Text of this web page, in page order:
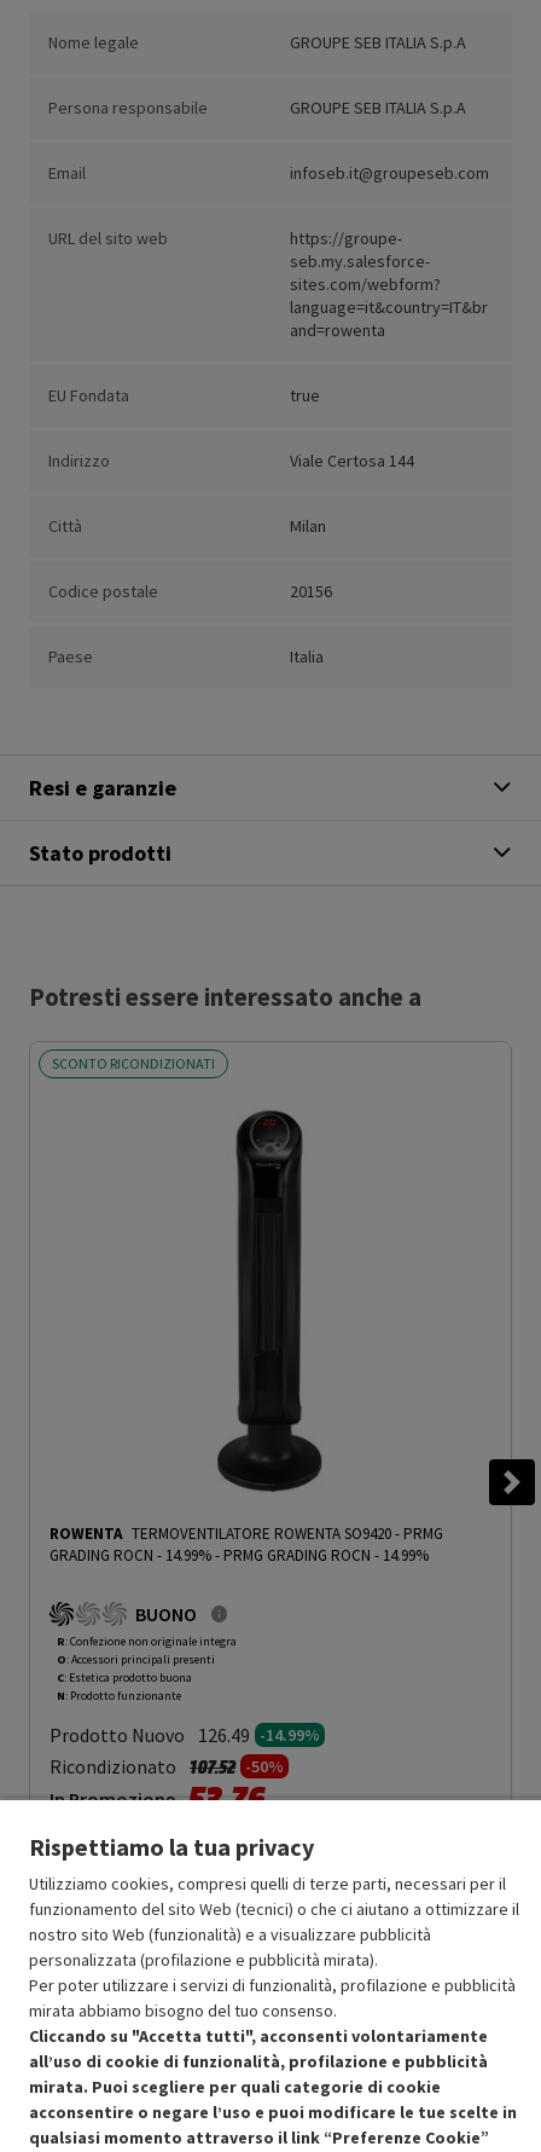
Nome legale GROUPE SEB ITALIA S.p.A
Persona responsabile GROUPE SEB ITALIA S.p.A
Email infoseb.it@groupeseb.com
URL del sito web
https://groupe-
seb.my.salesforce-
sites.com/webform?
language=it&country=IT&br
and=rowenta
EU Fondata true
Indirizzo Viale Certosa 144
Città Milan
Codice postale 20156
Paese Italia
Resi e garanzie
Stato prodotti
Potresti essere interessato anche a
SCONTO RICONDIZIONATI
ROWENTA TERMOVENTILATORE ROWENTA SO9420 - PRMG
GRADING ROCN - 14.99%- PRMG GRADING ROCN - 14.99%
BUONO
R: Confezione non originale integra
O: Accessori principali presenti
C: Estetica prodotto buona
N: Prodotto funzionante
Prodotto Nuovo 126.49 -14.99%
Ricondizionato Prezzo ridotto da
107.52a-50%
In Promozione 53.76
Aggiungi al carrello
SCONTO RICONDIZIONATI
Approfitta dello sconto del 50% sul prodotto ricondizionato.
Condizioni generali di vendita
Rispettiamo la tua privacy
Utilizziamo cookies, compresi quelli di terze parti, necessari per il
funzionamento del sito Web (tecnici) o che ci aiutano a ottimizzare il
nostro sito Web (funzionalità) e a visualizzare pubblicità
personalizzata (profilazione e pubblicità mirata).
Per poter utilizzare i servizi di funzionalità, profilazione e pubblicità
mirata abbiamo bisogno del tuo consenso.
Cliccando su "Accetta tutti", acconsenti volontariamente
all’uso di cookie di funzionalità, profilazione e pubblicità
mirata. Puoi scegliere per quali categorie di cookie
acconsentire o negare l’uso e puoi modificare le tue scelte in
qualsiasi momento attraverso il link “Preferenze Cookie”